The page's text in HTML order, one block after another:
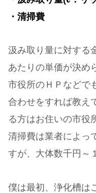
・清掃費
汲み取り量に対する
あたりの単価が決め
市役所のＨＰなどで
合わせをすれば教え
る方はお住いの市役
清掃費は業者によっ
すが、大体数千円～
僕は最初、浄化槽は